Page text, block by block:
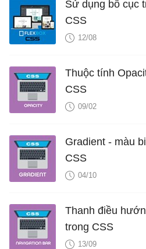
Sử dụng bố cục
CSS
12/08
Thuộc tính
CSS
09/02
Gradient - màu
CSS
04/10
Thanh điều
trong CSS
13/09